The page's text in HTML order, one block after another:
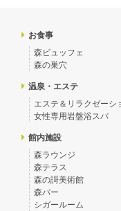
お食事
森ビュッフェ
森の巣穴
温泉・エステ
エステ＆リラクゼーシ
女性専用岩盤浴スパ
館内施設
森ラウンジ
森テラス
森の謌美術館
森バー
シガールーム